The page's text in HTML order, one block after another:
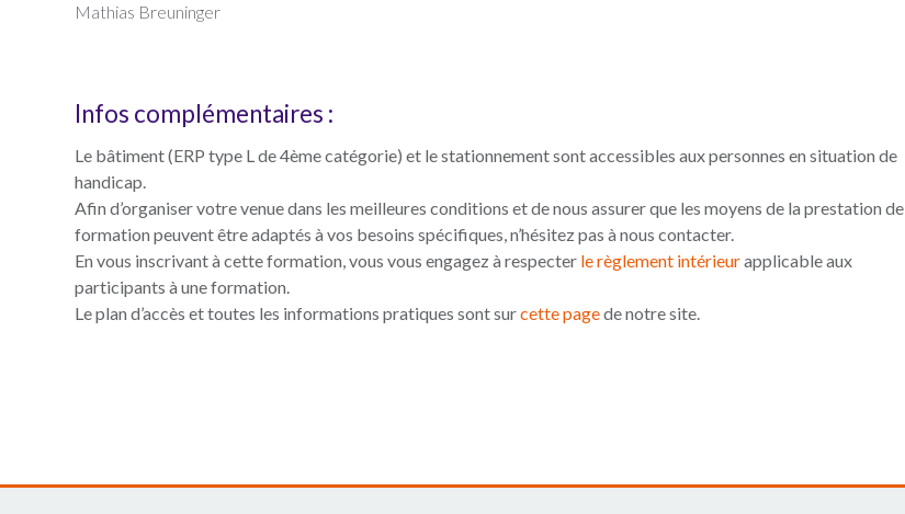
Mathias Breuninger
Infos complémentaires :
Le bâtiment (ERP type L de 4ème catégorie) et le stationnement sont accessibles aux personnes en situation de
handicap.
Afin d’organiser votre venue dans les meilleures conditions et de nous assurer que les moyens de la prestation de
formation peuvent être adaptés à vos besoins spécifiques, n’hésitez pas à nous contacter.
En vous inscrivant à cette formation, vous vous engagez à respecter le règlement intérieurapplicable aux
participants à une formation.
Le plan d’accès et toutes les informations pratiques sont surcette pagede notre site.